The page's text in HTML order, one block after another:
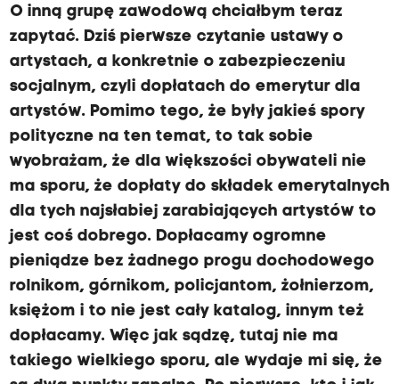
O inną grupę zawodową chciałbym teraz
zapytać. Dziś pierwsze czytanie ustawy o
artystach, a konkretnie o zabezpieczeniu
socjalnym, czyli dopłatach do emerytur dla
artystów. Pomimo tego, że były jakieś spory
polityczne na ten temat, to tak sobie
wyobrażam, że dla większości obywateli nie
ma sporu, że dopłaty do składek emerytalnych
dla tych najsłabiej zarabiających artystów to
jest coś dobrego. Dopłacamy ogromne
pieniądze bez żadnego progu dochodowego
rolnikom, górnikom, policjantom, żołnierzom,
księżom i to nie jest cały katalog, innym też
dopłacamy. Więc jak sądzę, tutaj nie ma
takiego wielkiego sporu, ale wydaje mi się, że